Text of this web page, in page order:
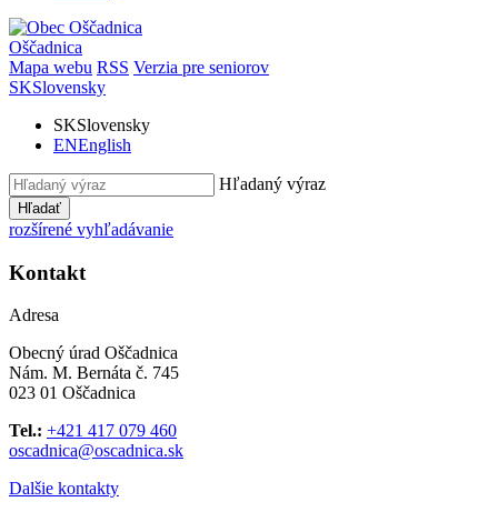
Oščadnica
Mapa webu RSS Verzia pre seniorov
SKSlovensky
SKSlovensky
ENEnglish
Hľadaný výraz
Hľadať
rozšírené vyhľadávanie
Kontakt
Adresa
Obecný úrad Oščadnica
Nám. M. Bernáta č. 745
023 01 Oščadnica
Tel.: +421 417 079 460
oscadnica@oscadnica.sk
Dalšie kontakty